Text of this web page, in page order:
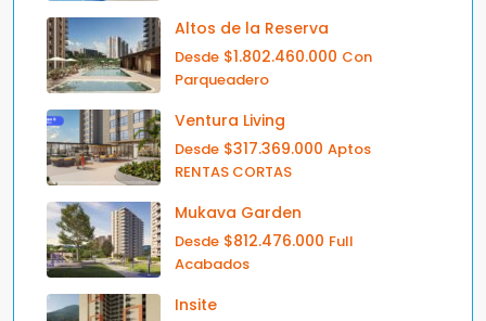
Altos de la Reserva
Desde $1.802.460.000 Con
Parqueadero
Ventura Living
Desde $317.369.000 Aptos
RENTAS CORTAS
Mukava Garden
Desde $812.476.000 Full
Acabados
Insite